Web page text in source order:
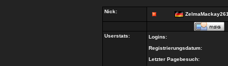
Nick:
Userstats:
Logins:
Registrierungsdatum:
Letzter Pagebesuch: